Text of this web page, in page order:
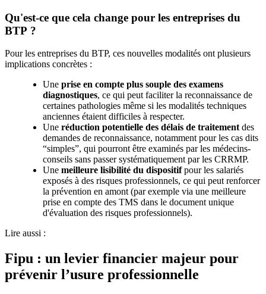
Qu'est-ce que cela change pour les entreprises du
BTP ?
Pour les entreprises du BTP, ces nouvelles modalités ont plusieurs
implications concrètes :
Une prise en compte plus souple des examens
diagnostiques, ce qui peut faciliter la reconnaissance de
certaines pathologies même si les modalités techniques
anciennes étaient difficiles à respecter.
Une réduction potentielle des délais de traitement des
demandes de reconnaissance, notamment pour les cas dits
“simples”, qui pourront être examinés par les médecins-
conseils sans passer systématiquement par les CRRMP.
Une meilleure lisibilité du dispositifpour les salariés
exposés à des risques professionnels, ce qui peut renforcer
la prévention en amont (par exemple via une meilleure
prise en compte des TMS dans le document unique
d'évaluation des risques professionnels).
Lire aussi :
Fipu : un levier financier majeur pour
prévenir l’usure professionnelle